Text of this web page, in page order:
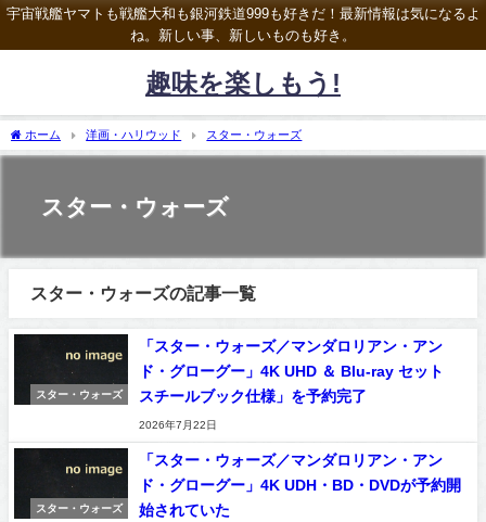
宇宙戦艦ヤマトも戦艦大和も銀河鉄道999も好きだ！最新情報は気になるよ
ね。新しい事、新しいものも好き。
趣味を楽しもう!
ホーム 洋画・ハリウッド スター・ウォーズ
スター・ウォーズ
スター・ウォーズの記事一覧
スター・ウォーズ
「スター・ウォーズ／マンダロリアン・アン
ド・グローグー」4K UHD ＆ Blu-ray セット
スチールブック仕様」を予約完了
2026年7月22日
スター・ウォーズ
「スター・ウォーズ／マンダロリアン・アン
ド・グローグー」4K UDH・BD・DVDが予約開
始されていた